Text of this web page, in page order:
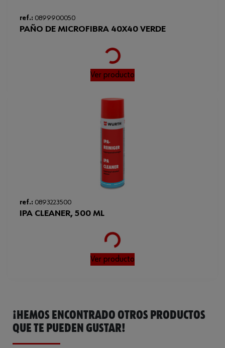
ref.: 0899900050
PAÑO DE MICROFIBRA 40X40 VERDE
Loading...
Ver producto
ref.: 0893223500
IPA CLEANER, 500 ML
Loading...
Ver producto
¡HEMOS ENCONTRADO OTROS PRODUCTOS
QUE TE PUEDEN GUSTAR!